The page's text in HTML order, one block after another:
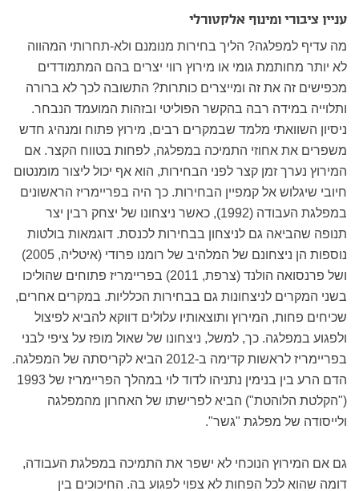
עניין ציבורי ומינוף אלקטורלי
מה עדיף למפלגה? הליך בחירות מנומנם ולא-תחרותי המהווה
לא יותר מחותמת גומי או מירוץ רווי יצרים בהם המתמודדים
מכפישים זה את זה ומייצרים כותרות? התשובה לכך לא ברורה
ותלוייה במידה רבה בהקשר הפוליטי ובזהות המועמד הנבחר.
ניסיון השוואתי מלמד שבמקרים רבים, מירוץ פתוח ומנהיג חדש
משפרים את אחוזי התמיכה במפלגה, לפחות בטווח הקצר. אם
המירוץ נערך זמן קצר לפני הבחירות, הוא אף יכול ליצור מומנטום
חיובי שיגלוש אל קמפיין הבחירות. כך היה בפריימריז הראשונים
במפלגת העבודה (1992), כאשר ניצחונו של יצחק רבין יצר
תנופה שהביאה גם לניצחון בבחירות לכנסת. דוגמאות בולטות
נוספות הן ניצחונם של המלהיב של רומנו פרודי (איטליה, 2005)
ושל פרנסואה הולנד (צרפת, 2011) בפריימריז פתוחים שהוליכו
בשני המקרים לניצחונות גם בבחירות הכלליות. במקרים אחרים,
שכיחים פחות, המירוץ ותוצאותיו עלולים דווקא להביא לפיצול
ולפגוע במפלגה. כך, למשל, ניצחונו של שאול מופז על ציפי לבני
בפריימריז לראשות קדימה ב-2012 הביא לקריסתה של המפלגה.
הדם הרע בין בנימין נתניהו לדוד לוי במהלך הפריימריז של 1993
("הקלטת הלוהטת") הביא לפרישתו של האחרון מהמפלגה
ולייסודה של מפלגת "גשר".
גם אם המירוץ הנוכחי לא ישפר את התמיכה במפלגת העבודה,
דומה שהוא לכל הפחות לא צפוי לפגוע בה. החיכוכים בין